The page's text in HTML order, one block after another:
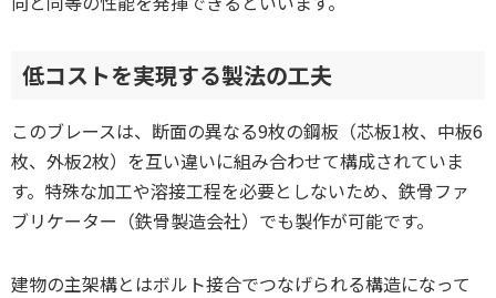
低コストを実現する製法の工夫
このブレースは、断面の異なる9枚の鋼板（芯板1枚、中板6
枚、外板2枚）を互い違いに組み合わせて構成されていま
す。特殊な加工や溶接工程を必要としないため、鉄骨ファ
ブリケーター（鉄骨製造会社）でも製作が可能です。
建物の主架構とはボルト接合でつなげられる構造になって